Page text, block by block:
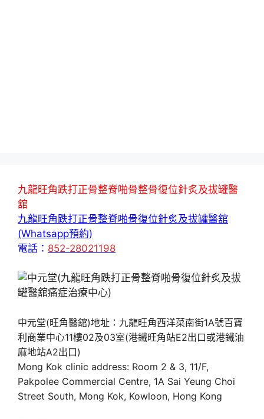
九龍旺角跌打正骨整脊啪骨整骨復位針炙及拔罐醫
舘
九龍旺角跌打正骨整脊啪骨復位針炙及拔罐醫舘
(Whatsapp預約)
電話： 852-28021198
中元堂(旺角醫舘)地址：九龍旺角西洋菜南街1A號百寶
利商業中心11樓02及03室(港鐵旺角站E2出口或港鐵油
麻地站A2出口)
Mong Kok clinic address: Room 2 & 3, 11/F,
Pakpolee Commercial Centre, 1A Sai Yeung Choi
Street South, Mong Kok, Kowloon, Hong Kong